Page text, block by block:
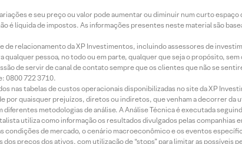
e seu preço ou valor pode aumentar ou diminuir num curto
é líquida de impostos. As informações presentes neste material são
relacionamento da XP Investimentos, incluindo assessores de
qualquer pessoa, no todo ou em parte, qualquer que seja o propósito,
de servir de canal de contato sempre que os clientes que não se
0800 722 3710.
nas tabelas de custos operacionais disponibilizadas no site da XP
por quaisquer prejuízos, diretos ou indiretos, que venham a decorrer
diferentes metodologias de análise. A Análise Técnica é executada
utiliza como informação os resultados divulgados pelas companhias
condições de mercado, o cenário macroeconômico e os eventos
preços dos ativos, com utilização de “stops” para limitar as possíveis